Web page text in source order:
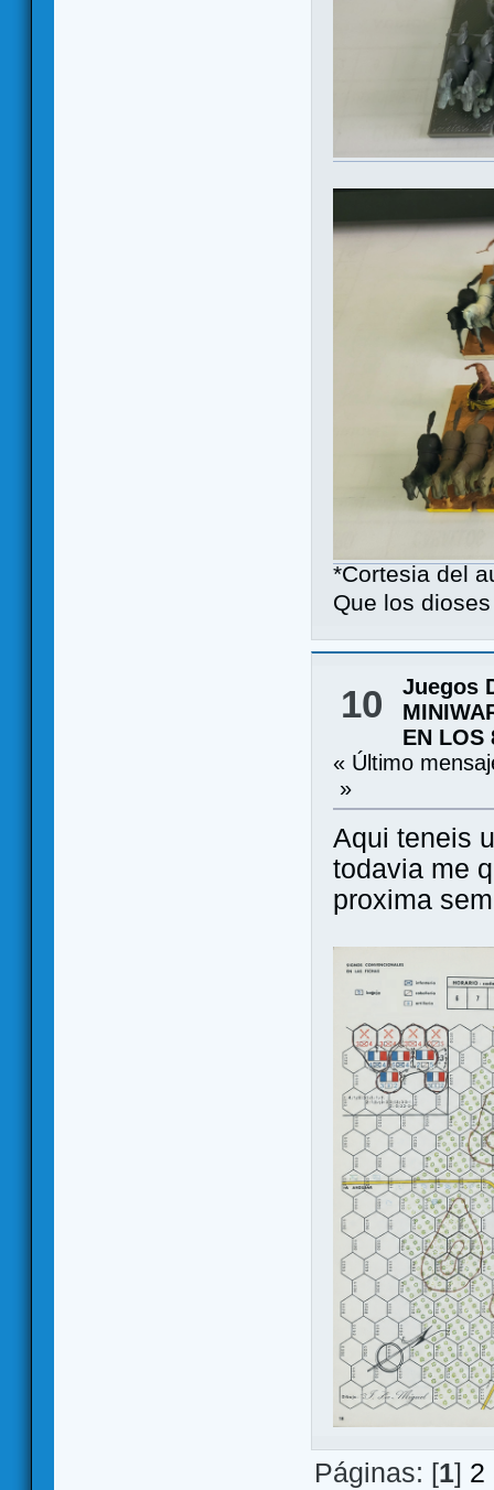
*Cortesia del
Que los
10
Juegos
EN LOS
« Último
»
Aqui teneis
todavia me
proxima
Páginas: [1] 2